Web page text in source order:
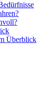
Überblick